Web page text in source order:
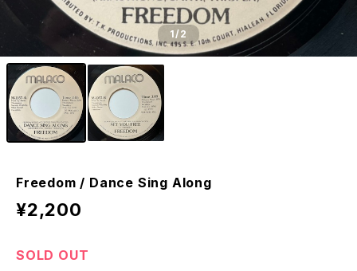
1/2
Freedom / Dance Sing Along
¥2,200
SOLD OUT